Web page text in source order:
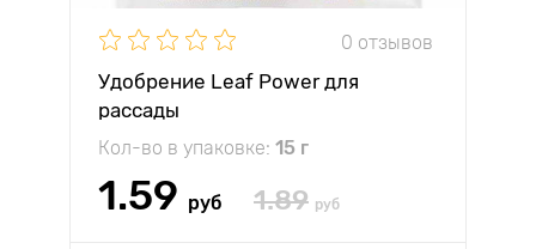
0 отзывов
Удобрение Leaf Power для
рассады
Кол-во в упаковке: 15 г
1.59 руб 1.89 руб